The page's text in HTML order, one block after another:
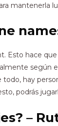
mantenerla
hace
según
hay
podrás
–